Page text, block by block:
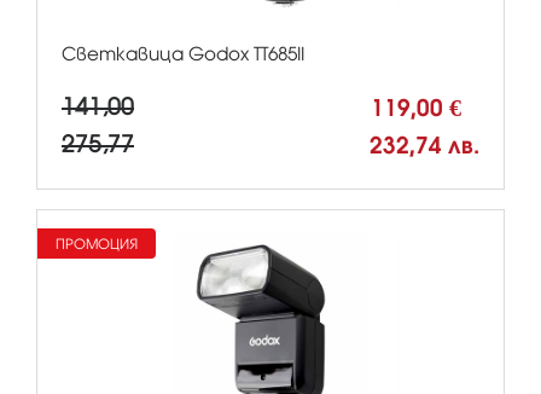
Светкавица Godox TT685II
141,00 119,00 €
275,77 232,74 лв.
ПРОМОЦИЯ